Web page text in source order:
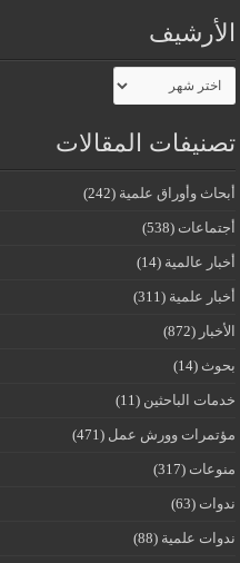
الأرشيف
الأرشيف
تصنيفات المقالات
أبحاث وأوراق علمية (242)
أجتماعات (538)
أخبار عالمية (14)
أخبار علمية (311)
الأخبار (872)
بحوث (14)
خدمات الباحثين (11)
مؤتمرات وورش عمل (471)
منوعات (317)
ندوات (63)
ندوات علمية (88)